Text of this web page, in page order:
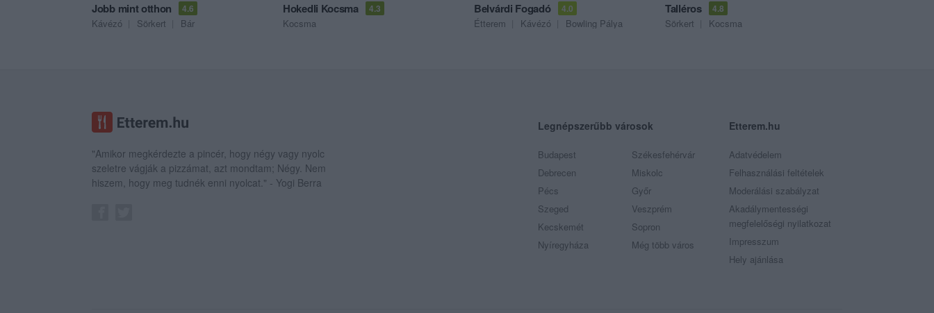
Jobb mint otthon 4.6
Kávézó Sörkert Bár
Hokedli Kocsma 4.3
Kocsma
Belvárdi Fogadó 4.0
Étterem Kávézó Bowling Pálya
Talléros 4.8
Sörkert Kocsma
"Amikor megkérdezte a pincér, hogy négy vagy nyolc
szeletre vágják a pizzámat, azt mondtam; Négy. Nem
hiszem, hogy meg tudnék enni nyolcat." - Yogi Berra
Legnépszerűbb városok
Budapest
Debrecen
Pécs
Szeged
Kecskemét
Nyíregyháza
Székesfehérvár
Miskolc
Győr
Veszprém
Sopron
Még több város
Etterem.hu
Adatvédelem
Felhasználási feltételek
Moderálási szabályzat
Akadálymentességi
megfelelőségi nyilatkozat
Impresszum
Hely ajánlása